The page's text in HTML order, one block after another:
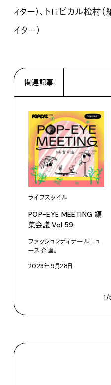
ィター）、トロピカル松村
イター）
関連記事
ライフスタイル
POP-EYE MEETING 編
集会議 Vol.59
ファッションディテールニュ
ース企画。
2023年9月28日